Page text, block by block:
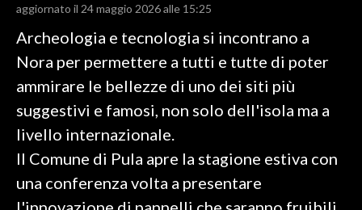
CALCIO REGIONALE
BASKET
VOLLEY
MOTORI
TENNIS
ALTRI SPORT
CULTURA
aggiornato il 24 maggio 2026 alle 15:25
Archeologia e tecnologia si incontrano a
Nora per permettere a tutti e tutte di poter
ammirare le bellezze di uno dei siti più
suggestivi e famosi, non solo dell'isola ma a
livello internazionale.
Il Comune di Pula apre la stagione estiva con
una conferenza volta a presentare